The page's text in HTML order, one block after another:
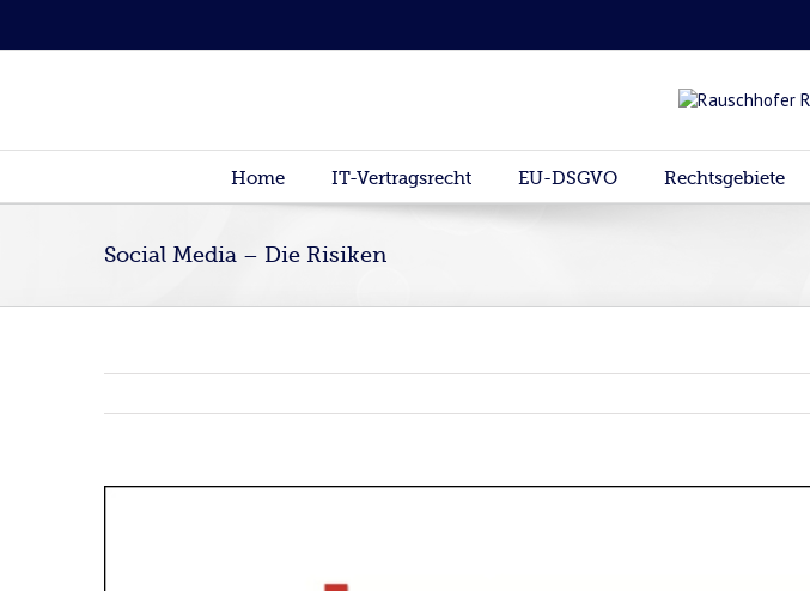
Home IT-Vertragsrecht EU-DSGVO Rechtsgebiete
Social Media – Die Risiken